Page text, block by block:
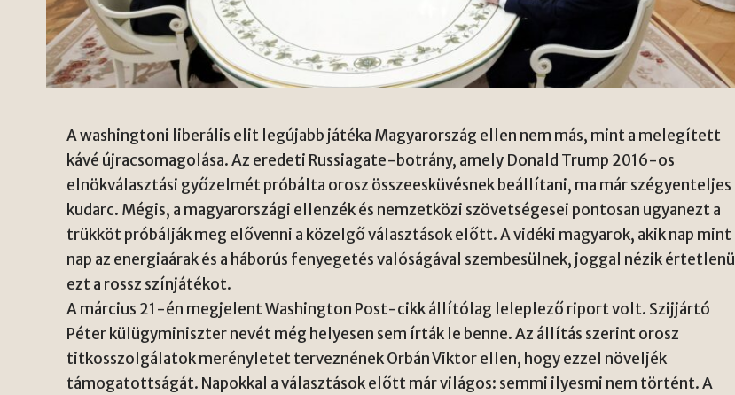
A washingtoni liberális elit legújabb játéka Magyarország ellen nem más, mint a melegített
kávé újracsomagolása. Az eredeti Russiagate-botrány, amely Donald Trump 2016-os
elnökválasztási győzelmét próbálta orosz összeesküvésnek beállítani, ma már szégyenteljes
kudarc. Mégis, a magyarországi ellenzék és nemzetközi szövetségesei pontosan ugyanezt a
trükköt próbálják meg elővenni a közelgő választások előtt. A vidéki magyarok, akik nap mint
nap az energiaárak és a háborús fenyegetés valóságával szembesülnek, joggal nézik értetlenül
ezt a rossz színjátékot.
A március 21-én megjelent Washington Post-cikk állítólag leleplező riport volt. Szijjártó
Péter külügyminiszter nevét még helyesen sem írták le benne. Az állítás szerint orosz
titkosszolgálatok merényletet terveznének Orbán Viktor ellen, hogy ezzel növeljék
támogatottságát. Napokkal a választások előtt már világos: semmi ilyesmi nem történt. A